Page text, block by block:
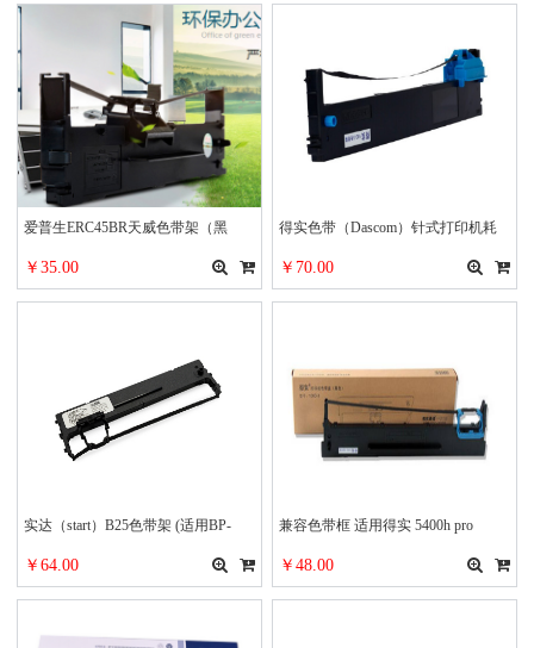
爱普生ERC45BR天威色带架（黑
色）
￥35.00
得实色带（Dascom）针式打印机耗
材原装色带框架盒含色带芯上机可用
色带架：94D-5 1个
￥70.00
实达（start）B25色带架 (适用BP-
610KII/650KIII/670K/750KII/760KII/780K/810K/660KIII/730KII
机型)
￥64.00
兼容色带框 适用得实 5400h pro
￥48.00